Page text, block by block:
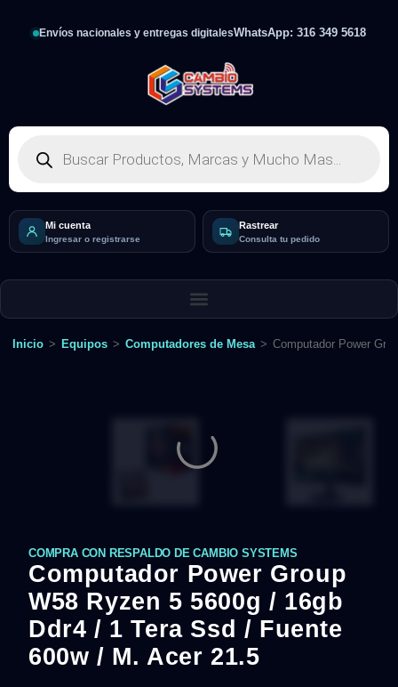
Envíos nacionales y entregas digitalesWhatsApp: 316 349 5618
Mi cuenta
Ingresar o registrarse
Rastrear
Consulta tu pedido
Inicio > Equipos > Computadores de Mesa > Computador Power
COMPRA CON RESPALDO DE CAMBIO SYSTEMS
Computador Power Group
W58 Ryzen 5 5600g / 16gb
Ddr4 / 1 Tera Ssd / Fuente
600w / M. Acer 21.5